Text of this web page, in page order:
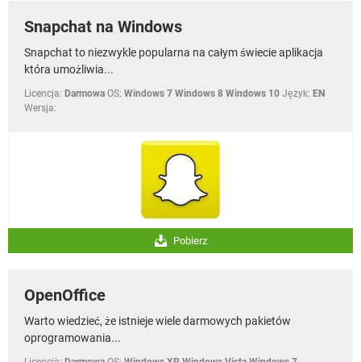
Snapchat na Windows
Snapchat to niezwykle popularna na całym świecie aplikacja
która umożliwia...
Licencja: Darmowa OS: Windows 7 Windows 8 Windows 10 Język: EN
Wersja:
Pobierz
OpenOffice
Warto wiedzieć, że istnieje wiele darmowych pakietów
oprogramowania...